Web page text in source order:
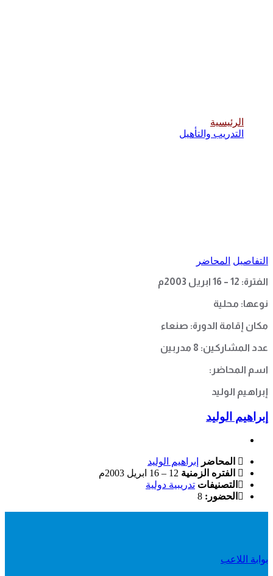
الرئيسية
التدريب والتأهيل
التفاصيل المحاضر
الفترة: 12
– 16 ابريل 2003م
نوعها: محلية
مكان إقامة الدورة: صنعاء
عدد المشاركين: 8 مدربين
اسم المحاضر:
إبراهيم الوليد
إبراهيم الوليد
المحاضر
إبراهيم الوليد
الفتره الزمنية 12 – 16 ابريل 2003م
التصنيفات تدريبية دولية
الحضور: 8
بوابة اللاعب